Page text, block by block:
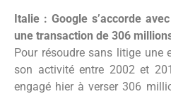
Italie : Google s’accorde
une transaction de 306
Pour résoudre sans litige une
son activité entre 2002 et
engagé hier à verser 306